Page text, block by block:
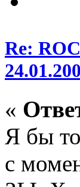
Re:
«
Я бы
с